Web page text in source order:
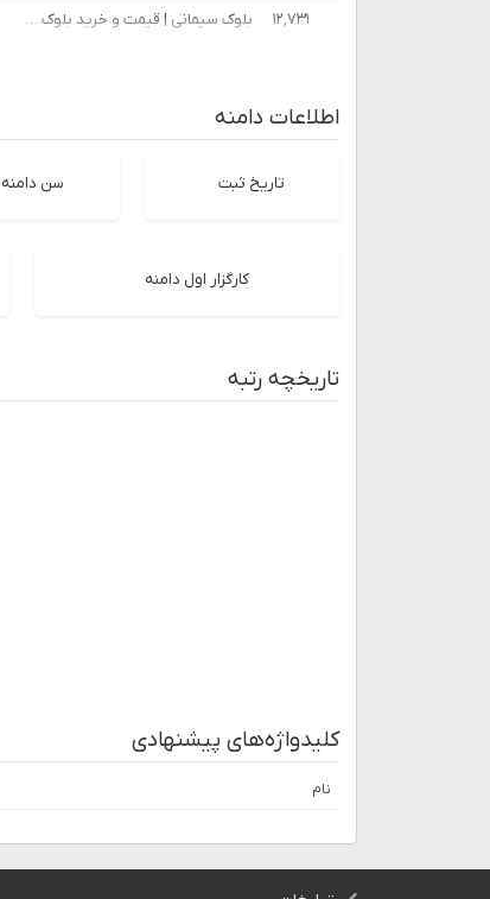
۱۲,۷۳۱
بلوک سیمانی | قیمت و خرید بلوک سیمانی | انواع بلوک سیمانی | ابعاد بلوک سیمانی
اطلاعات دامنه
تاریخ ثبت سن دامنه
کارگزار اول دامنه
تاریخچه رتبه
کلیدواژه‌های پیشنهادی
نام